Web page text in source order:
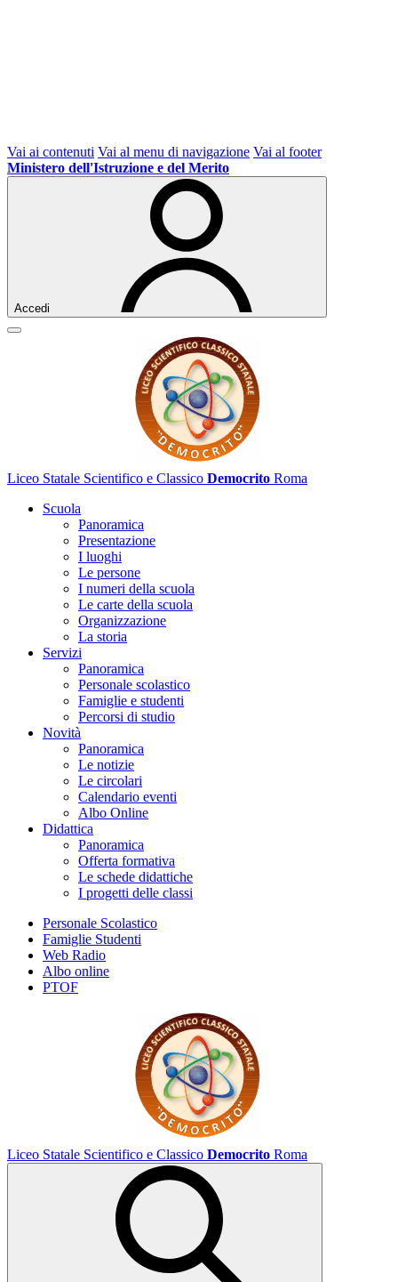
Vai ai contenuti Vai al menu di navigazione Vai al footer
Ministero dell'Istruzione e del Merito
Accedi
Liceo Statale Scientifico e Classico Democrito Roma
Scuola
Panoramica
Presentazione
I luoghi
Le persone
I numeri della scuola
Le carte della scuola
Organizzazione
La storia
Servizi
Panoramica
Personale scolastico
Famiglie e studenti
Percorsi di studio
Novità
Panoramica
Le notizie
Le circolari
Calendario eventi
Albo Online
Didattica
Panoramica
Offerta formativa
Le schede didattiche
I progetti delle classi
Personale Scolastico
Famiglie Studenti
Web Radio
Albo online
PTOF
Liceo Statale Scientifico e Classico Democrito Roma